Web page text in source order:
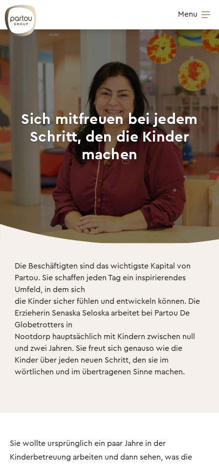
Skip to content
Menu
Sich mitfreuen bei jedem
Schritt, den die Kinder
machen
Die Beschäftigten sind das wichtigste Kapital von
Partou. Sie schaffen jeden Tag ein inspirierendes
Umfeld, in dem sich
die Kinder sicher fühlen und entwickeln können. Die
Erzieherin Senaska Seloska arbeitet bei Partou De
Globetrotters in
Nootdorp hauptsächlich mit Kindern zwischen null
und zwei Jahren. Sie freut sich genauso wie die
Kinder über jeden neuen Schritt, den sie im
wörtlichen und im übertragenen Sinne machen.
Sie wollte ursprünglich ein paar Jahre in der
Kinderbetreuung arbeiten und dann sehen, was die